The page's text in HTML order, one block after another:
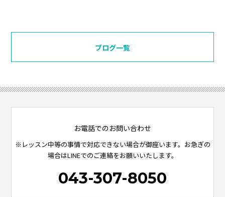
ブログ一覧
お電話でのお問い合わせ
※レッスン中等の事情で対応できない場合が御座います。お急ぎの
場合はLINEでのご連絡をお願いいたします。
043-307-8050